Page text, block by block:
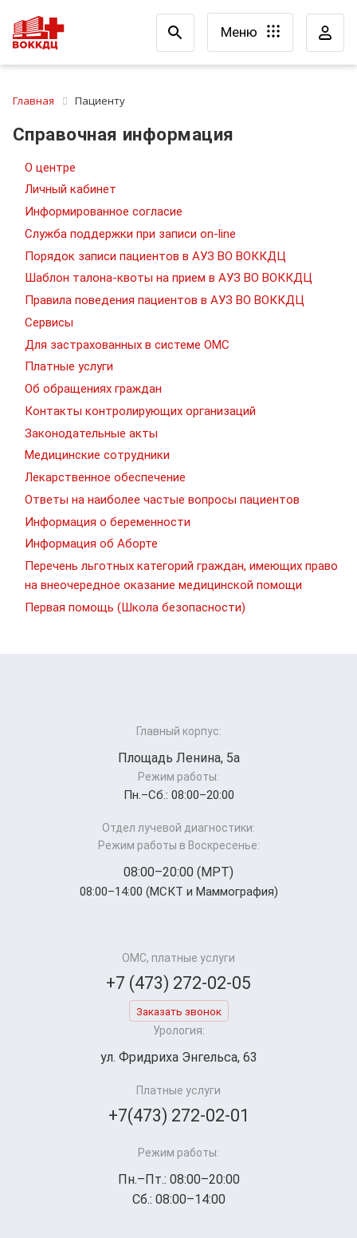
Меню
Главная Пациенту
Справочная информация
О центре
Личный кабинет
Информированное согласие
Служба поддержки при записи on-line
Порядок записи пациентов в АУЗ ВО ВОККДЦ
Шаблон талона-квоты на прием в АУЗ ВО ВОККДЦ
Правила поведения пациентов в АУЗ ВО ВОККДЦ
Сервисы
Для застрахованных в системе ОМС
Платные услуги
Об обращениях граждан
Контакты контролирующих организаций
Законодательные акты
Медицинские сотрудники
Лекарственное обеспечение
Ответы на наиболее частые вопросы пациентов
Информация о беременности
Информация об Аборте
Перечень льготных категорий граждан, имеющих право
на внеочередное оказание медицинской помощи
Первая помощь (Школа безопасности)
Главный корпус:
Площадь Ленина, 5а
Режим работы:
Пн.–Cб.: 08:00–20:00
Отдел лучевой диагностики:
Режим работы в Воскресенье:
08:00–20:00 (МРТ)
08:00–14:00 (МСКТ и Маммография)
ОМС, платные услуги
+7 (473) 272-02-05
Заказать звонок
Урология:
ул. Фридриха Энгельса, 63
Платные услуги
+7(473) 272-02-01
Режим работы:
Пн.–Пт.: 08:00–20:00
Сб.: 08:00–14:00